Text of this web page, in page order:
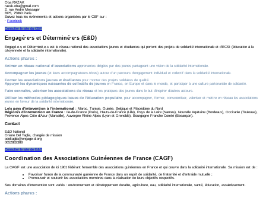
Oba RAZAK
razak.oba@gmail.com
2, rue André Messager
BP5, 75860 Paris
Suivez tous les événements et actions organisées par le CBF sur :
⸱
Facebook
Consulter le site du CBF
Engagé·e·s et Déterminé·e·s (E&D)
Engagé·e·s et Déterminé·e·s est le réseau national des associations jeunes et étudiantes qui portent des projets de solidarité internationale et d'ECSI (éducation à la
citoyenneté et la solidarité internationale).
Actions phares :
Animer un réseau national d’associations apprenantes dirigées par des jeunes partageant une vision de la solidarité internationale.
Accompagner les jeunes (et leurs accompagnateurs·trices) autour d'un parcours d’engagement individuel et collectif dans la solidarité internationale.
Former les associations jeunes et étudiantes pour monter des projets solidaires de qualité.
Appuyer les dynamiques naissantes de collectifs de jeunes en France, en Europe et dans le monde, et participer à une culture partenariale de solidarité.
Faire connaître, valoriser les associations du réseau et les pratiques des jeunes dans le but d’inspirer d’autres acteurs.
Utiliser les méthodes pédagogiques issues de l'éducation populaire, pour accompagner, former, conscientiser, valoriser et mettre en réseau les associations
jeunes en faveur de la solidarité internationale.
Le/s pays d'intervention à l’international
: Maroc, Tunisie, Guinée, Belgique et Macédoine du Nord
Région/s d'intervention en France : Ile-de-France (Paris), Hauts-de-France (Lille), Pays de la Loire (Nantes), Nouvelle Aquitaine (Bordeaux), Occitanie (Toulouse),
Provence Alpes Côte d'Azur (Marseille), Auvergne Rhône Alpes (Lyon et Grenoble), Bourgogne Franche Comté (Besançon).
Contact
E&D National
Oriane Del Taglia, chargée de mission
odeltaglia@engage-d.org
0652882388
Consulter le site de E&D
Coordination des Associations Guinéennes de France (CAGF)
La CAGF est une association de loi 1901 fédérant l’ensemble des associations guinéennes en France et qui œuvre dans la solidarité internationale. Sa mission est de :
Favoriser l’union de la communauté guinéenne de France dans un esprit de solidarité, de fraternité et d’entraide mutuelle ;
Promouvoir et soutenir les associations membres dans la réalisation de leurs objectifs respectifs.
Ses domaines d’intervention sont variés : environnement et développement durable, agriculture, eau, solidarité internationale, santé, éducation, assainissement.
Actions phares :